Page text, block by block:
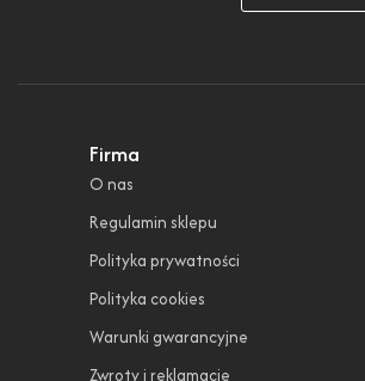
Firma
O nas
Regulamin sklepu
Polityka prywatności
Polityka cookies
Warunki gwarancyjne
Zwroty i reklamacje